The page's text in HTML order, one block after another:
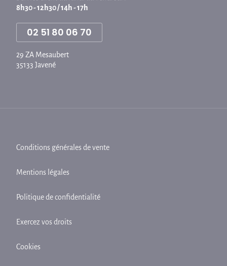
8h30 - 12h30 / 14h - 17h
02 51 80 06 70
29 ZA Mesaubert
35133 Javené
Conditions générales de vente
Mentions légales
Politique de confidentialité
Exercez vos droits
Cookies